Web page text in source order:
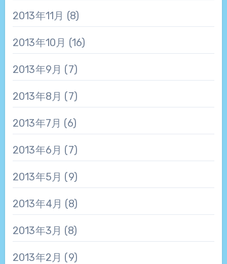
2013年11月 (8)
2013年10月 (16)
2013年9月 (7)
2013年8月 (7)
2013年7月 (6)
2013年6月 (7)
2013年5月 (9)
2013年4月 (8)
2013年3月 (8)
2013年2月 (9)